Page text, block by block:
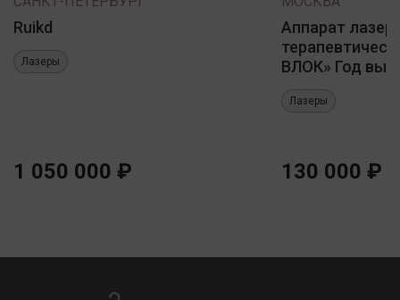
Ruikd
Лазеры
1 050 000 ₽
Аппарат
ВЛОК» Год
Лазеры
130 000 ₽